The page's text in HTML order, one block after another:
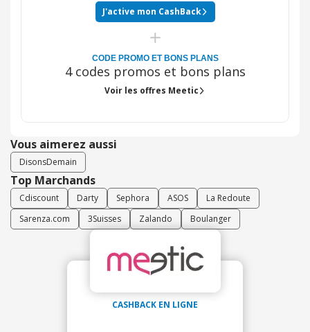
J'active mon CashBack
CODE PROMO ET BONS PLANS
4 codes promos et bons plans
Voir les offres Meetic
Vous aimerez aussi
DisonsDemain
Top Marchands
Cdiscount Darty Sephora ASOS
La Redoute
Sarenza.com
3Suisses Zalando Boulanger
CASHBACK EN LIGNE